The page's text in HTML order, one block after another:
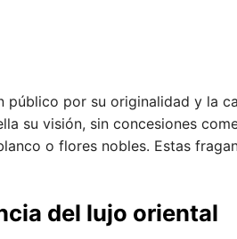
público por su originalidad y la
su visión, sin concesiones
o flores nobles. Estas
del lujo oriental